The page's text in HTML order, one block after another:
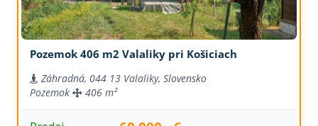
Pozemok 406 m2 Valaliky pri Košiciach
Záhradná, 044 13 Valaliky, Slovensko
Pozemok
406 m²